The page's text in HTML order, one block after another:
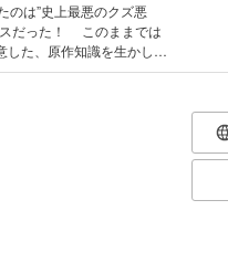
のは”史上最悪のクズ悪
スだった！ このままでは
た、原作知識を生かして
ちには親切に（なんかや
修行は真面目に（元Sラ
ように完勝（目標は高い
ていたのに、なぜかやた
ションになってしまい!?
譚、開幕!!